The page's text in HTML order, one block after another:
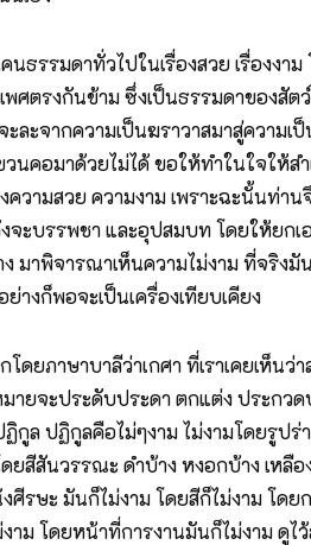
นธรรมดาทั่วไปในเรื่องสวย เรื่องงาม
ศตรงกันข้าม ซึ่งเป็นธรรมดาของสัต
ะละจากความเป็นฆราวาสมาสู่ความเ
นคอมาด้วยไม่ได้ ขอให้ทำในใจให้ส
งความสวย ความงาม เพราะฉะนั้นท่า
ะบรรพชา และอุปสมบท โดยให้ยกเ
มาพิจารณาเห็นความไม่งาม ที่จริงมั
างก็พอจะเป็นเครื่องเทียบเคียง
ดยภาษาบาลีว่าเกศา ที่เราเคยเห็นว่
มายจะประดับประดา ตกแต่ง ประกว
กูล ปฏิกูลคือไม่ๆงาม ไม่งามโดยรูปร่
ยสีสันวรรณะ ดำบ้าง หงอกบ้าง เหลือ
ศีรษะ มันก็ไม่งาม โดยสีก็ไม่งาม โด
าม โดยหน้าที่การงานมันก็ไม่งาม ดูไ